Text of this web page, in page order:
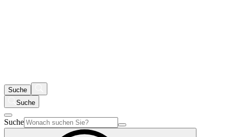
Suche
Suche
Suche